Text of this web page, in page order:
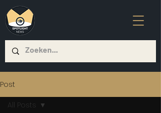
Post
All Posts